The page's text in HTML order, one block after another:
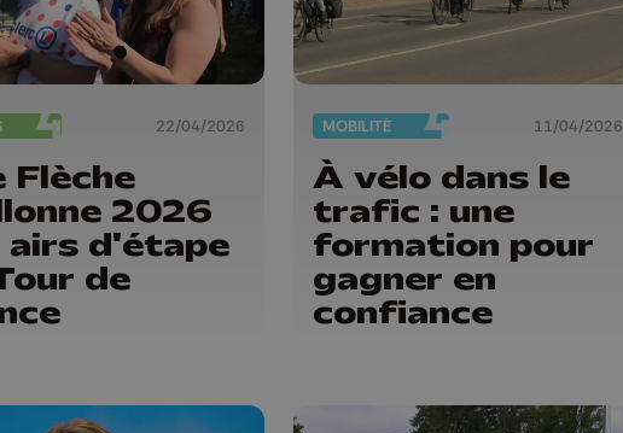
22/04/2026
Flèche
2026
airs d'étape
de
MOBILITÉ 11/04/2026
À vélo dans le
trafic : une
formation pour
gagner en
confiance